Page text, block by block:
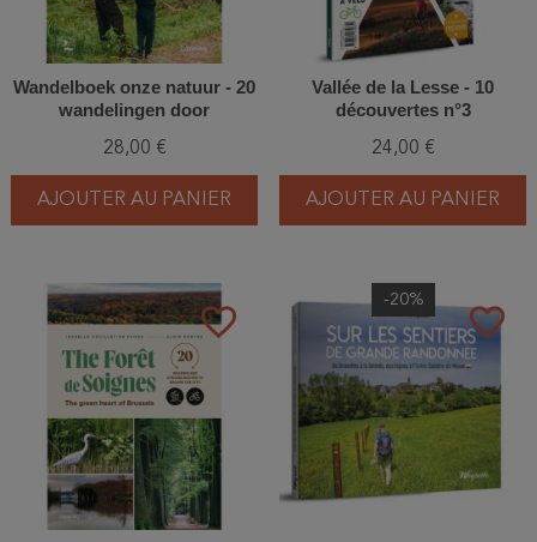
Wandelboek onze natuur - 20
wandelingen door
Ardennen en Wallonië
28,00 €
AJOUTER AU PANIER
Vallée de la Lesse - 10
découvertes n°3
24,00 €
AJOUTER AU PANIER
favorite_border favorite_border
-20%